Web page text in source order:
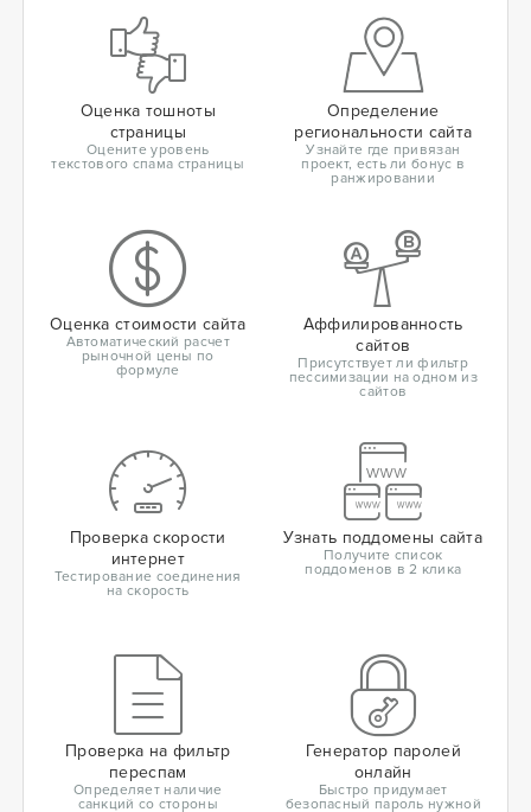
Оценка тошноты
страницы
Оцените уровень
текстового спама страницы
Определение
региональности сайта
Узнайте где привязан
проект, есть ли бонус в
ранжировании
Оценка стоимости сайта
Автоматический расчет
рыночной цены по
формуле
Аффилированность
сайтов
Присутствует ли фильтр
пессимизации на одном из
сайтов
Проверка скорости
интернет
Тестирование соединения
на скорость
Узнать поддомены сайта
Получите список
поддоменов в 2 клика
Проверка на фильтр
переспам
Определяет наличие
санкций со стороны
Генератор паролей
онлайн
Быстро придумает
безопасный пароль нужной